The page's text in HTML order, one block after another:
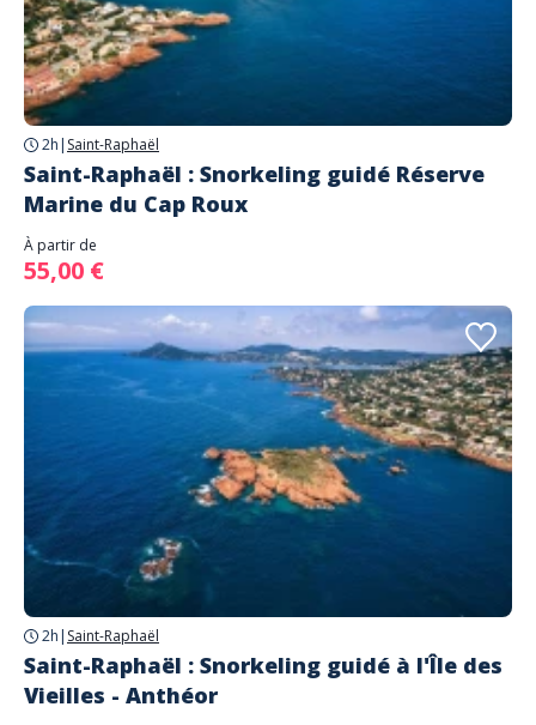
2h | Saint-Raphaël
Saint-Raphaël : Snorkeling guidé Réserve
Marine du Cap Roux
À partir de
55,00 €
2h | Saint-Raphaël
Saint-Raphaël : Snorkeling guidé à l'Île des
Vieilles - Anthéor